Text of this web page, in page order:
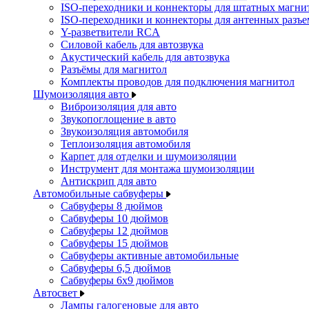
ISO-переходники и коннекторы для штатных
ISO-переходники и коннекторы для антенных
Y-разветвители RCA
Силовой кабель для автозвука
Акустический кабель для автозвука
Разъёмы для магнитол
Комплекты проводов для подключения магнитол
Шумоизоляция авто
Виброизоляция для авто
Звукопоглощение в авто
Звукоизоляция автомобиля
Теплоизоляция автомобиля
Карпет для отделки и шумоизоляции
Инструмент для монтажа шумоизоляции
Антискрип для авто
Автомобильные сабвуферы
Сабвуферы 8 дюймов
Сабвуферы 10 дюймов
Сабвуферы 12 дюймов
Сабвуферы 15 дюймов
Сабвуферы активные автомобильные
Сабвуферы 6,5 дюймов
Сабвуферы 6x9 дюймов
Автосвет
Лампы галогеновые для авто